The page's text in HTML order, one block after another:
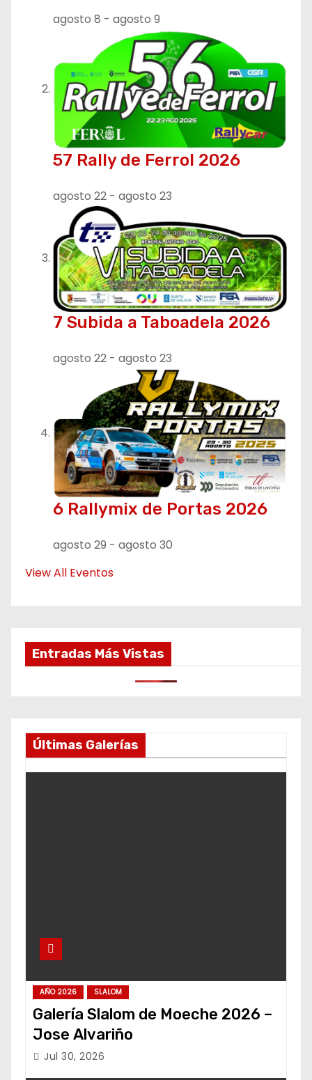
agosto 8 - agosto 9
57 Rally de Ferrol 2026
agosto 22 - agosto 23
7 Subida a Taboadela 2026
agosto 22 - agosto 23
6 Rallymix de Portas 2026
agosto 29 - agosto 30
View All Eventos
Entradas Más Vistas
Últimas Galerías
AÑO 2026 SLALOM
Galería Slalom de Moeche 2026 –
Jose Alvariño
Jul 30, 2026